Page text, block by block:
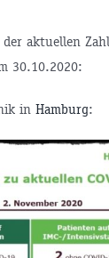
der aktuellen
30.10.2020:
in Hamburg: